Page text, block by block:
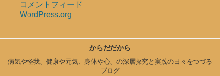
コメントフィード
WordPress.org
からだだから
病気や怪我、健康や元気、身体や心、の深層探究と実践の日々をつづる
ブログ